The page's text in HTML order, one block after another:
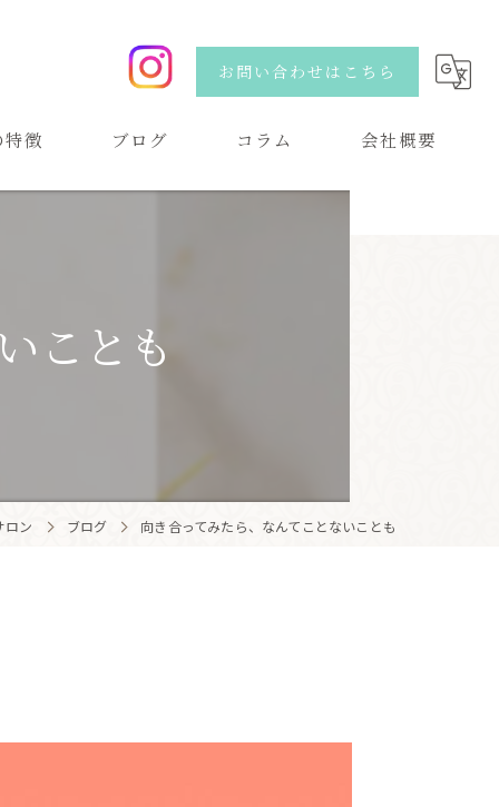
お問い合わせはこちら
徴 ブログ コラム 会社概要
ことも
ロン ブログ 向き合ってみたら、なんてことないことも